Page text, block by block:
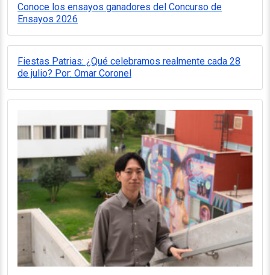
Conoce los ensayos ganadores del Concurso de
Ensayos 2026
Fiestas Patrias: ¿Qué celebramos realmente cada 28
de julio? Por: Omar Coronel